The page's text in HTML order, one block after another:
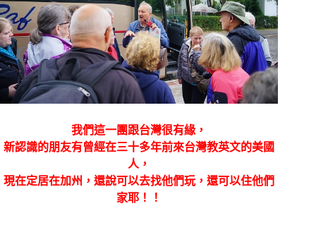
我們這一團跟台灣很有緣，
新認識的朋友有曾經在三十多年前來台灣教英文的美國
人，
現在定居在加州，還說可以去找他們玩，還可以住他們
家耶！！